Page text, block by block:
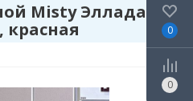
Misty Эллада 75
красная
0
0